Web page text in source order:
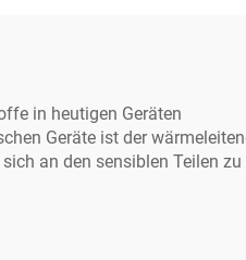
in heutigen Geräten
Geräte ist der
an den sensiblen Teilen